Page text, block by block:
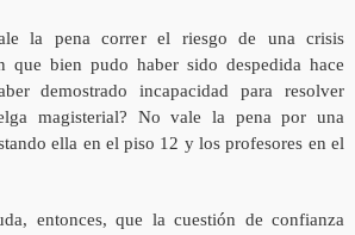
la pena correr el riesgo de una crisis
que bien pudo haber sido despedida hace
demostrado incapacidad para resolver
magisterial? No vale la pena por una
ella en el piso 12 y los profesores en el
entonces, que la cuestión de confianza